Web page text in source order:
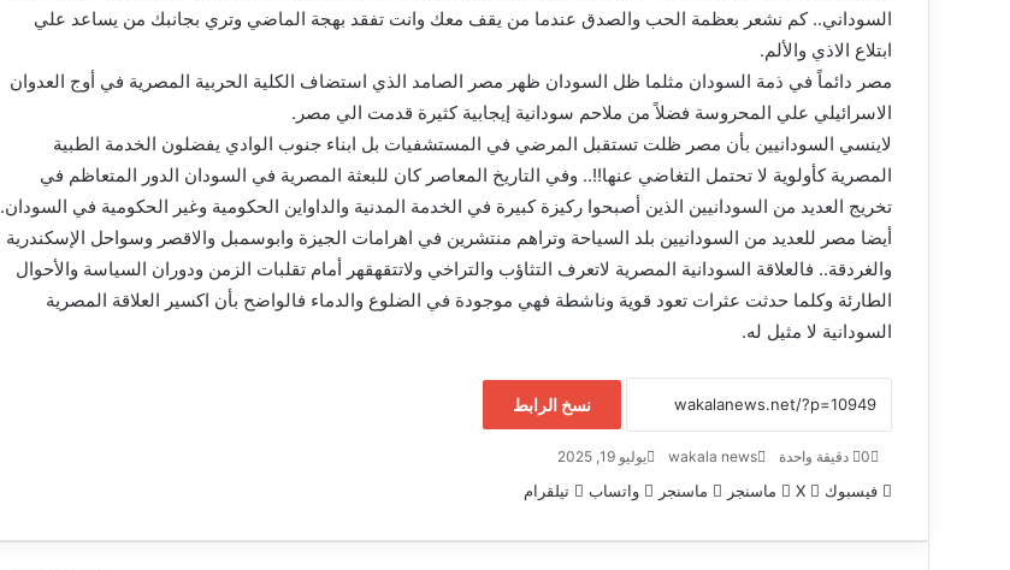
السوداني.. كم نشعر بعظمة الحب والصدق عندما من يقف معك وانت تفقد بهجة الماضي وتري بجانبك من يساعد علي
ابتلاع الاذي والألم.
مصر دائماً في ذمة السودان مثلما ظل السودان ظهر مصر الصامد الذي استضاف الكلية الحربية المصرية في أوج العدوان
الاسرائيلي علي المحروسة فضلاً من ملاحم سودانية إيجابية كثيرة قدمت الي مصر.
لاينسي السودانيين بأن مصر ظلت تستقبل المرضي في المستشفيات بل ابناء جنوب الوادي يفضلون الخدمة الطبية
المصرية كأولوية لا تحتمل التغاضي عنها!!.. وفي التاريخ المعاصر كان للبعثة المصرية في السودان الدور المتعاظم في
تخريج العديد من السودانيين الذين أصبحوا ركيزة كبيرة في الخدمة المدنية والداواين الحكومية وغير الحكومية في السودان.
أيضا مصر للعديد من السودانيين بلد السياحة وتراهم منتشرين في اهرامات الجيزة وابوسمبل والاقصر وسواحل الإسكندرية
والغردقة.. فالعلاقة السودانية المصرية لاتعرف التثاؤب والتراخي ولاتتقهقهر أمام تقلبات الزمن ودوران السياسة والأحوال
الطارئة وكلما حدثت عثرات تعود قوية وناشطة فهي موجودة في الضلوع والدماء فالواضح بأن اكسير العلاقة المصرية
السودانية لا مثيل له.
نسخ الرابط
wakala news يوليو 19, 2025 0 دقيقة واحدة
فيسبوك ‫X ماسنجر ماسنجر واتساب تيلقرام الهندي عزالدين يكتب …حوار البرهان
بحلفاء المليشيا.